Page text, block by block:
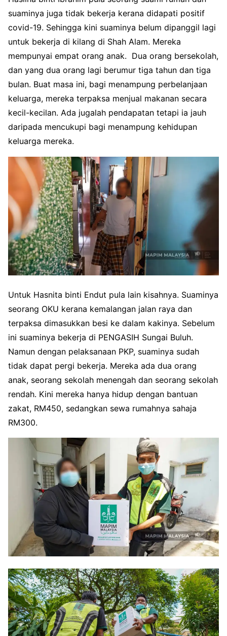
suaminya juga tidak bekerja kerana didapati positif
covid-19. Sehingga kini suaminya belum dipanggil lagi
untuk bekerja di kilang di Shah Alam. Mereka
mempunyai empat orang anak. Dua orang bersekolah,
dan yang dua orang lagi berumur tiga tahun dan tiga
bulan. Buat masa ini, bagi menampung perbelanjaan
keluarga, mereka terpaksa menjual makanan secara
kecil-kecilan. Ada jugalah pendapatan tetapi ia jauh
daripada mencukupi bagi menampung kehidupan
keluarga mereka.
Untuk Hasnita binti Endut pula lain kisahnya. Suaminya
seorang OKU kerana kemalangan jalan raya dan
terpaksa dimasukkan besi ke dalam kakinya. Sebelum
ini suaminya bekerja di PENGASIH Sungai Buluh.
Namun dengan pelaksanaan PKP, suaminya sudah
tidak dapat pergi bekerja. Mereka ada dua orang
anak, seorang sekolah menengah dan seorang sekolah
rendah. Kini mereka hanya hidup dengan bantuan
zakat, RM450, sedangkan sewa rumahnya sahaja
RM300.